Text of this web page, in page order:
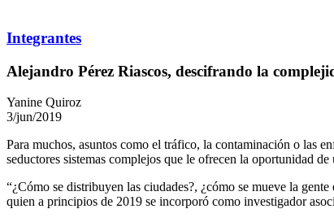
Integrantes
Alejandro Pérez Riascos, descifrando la
Yanine Quiroz
3/jun/2019
Para muchos, asuntos como el tráfico, la contaminación o las
seductores sistemas complejos que le ofrecen la oportunidad
“¿Cómo se distribuyen las ciudades?, ¿cómo se mueve la
quien a principios de 2019 se incorporó como investigador